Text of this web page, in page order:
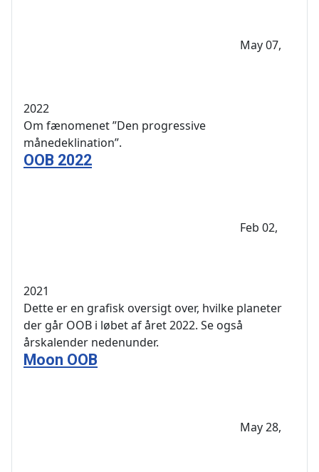
May 07,
2022
Om fænomenet ”Den progressive
månedeklination”.
OOB 2022
Feb 02,
2021
Dette er en grafisk oversigt over, hvilke planeter
der går OOB i løbet af året 2022. Se også
årskalender nedenunder.
Moon OOB
May 28,